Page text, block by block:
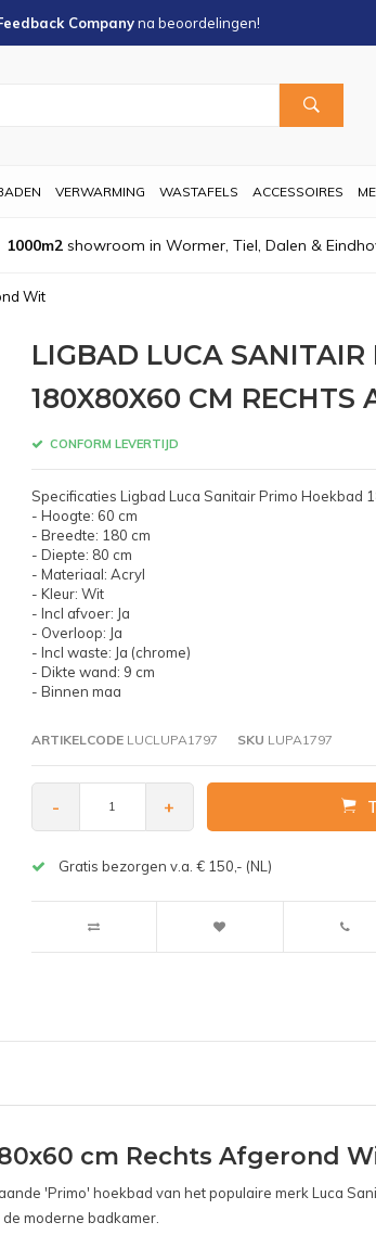
Companyna beoordelingen!
VERWARMING WASTAFELS ACCESSOIRES
1000m2showroom in Wormer, Tiel, Dalen &
Wit
LIGBAD LUCA
180X80X60 CM RECHTS
CONFORM LEVERTIJD
Specificaties Ligbad Luca Sanitair Primo Hoekbad
- Hoogte: 60 cm
- Breedte: 180 cm
- Diepte: 80 cm
- Materiaal: Acryl
- Kleur: Wit
- Incl afvoer: Ja
- Overloop: Ja
- Incl waste: Ja (chrome)
- Dikte wand: 9 cm
- Binnen maa
ARTIKELCODELUCLUPA1797 SKU LUPA1797
- +
Gratis bezorgen v.a. € 150,- (NL)
cm Rechts Afgerond
'Primo' hoekbad van het populaire merk Luca
moderne badkamer.